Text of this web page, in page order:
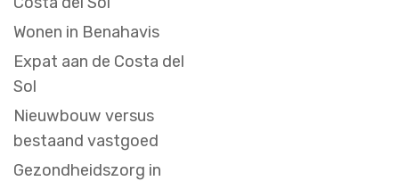
Wonen in Benahavis
Expat aan de Costa del
Sol
Nieuwbouw versus
bestaand vastgoed
Gezondheidszorg in